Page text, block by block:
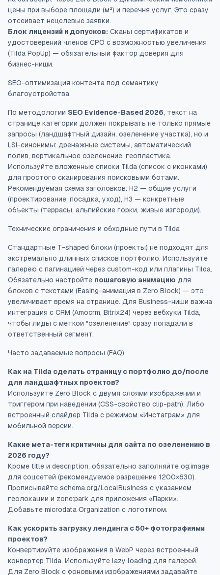
цены при выборе площади (м²) и перечня услуг. Это сразу
отсеивает нецелевые заявки.
Блок лицензий и допусков: Сканы сертификатов и
удостоверений членов СРО с возможностью увеличения
(Tilda PopUp) — обязательный фактор доверия для
бизнес-ниши.
SEO-оптимизация контента под семантику
благоустройства
По методологии SEO Evidence-Based 2026, текст на
странице категории должен покрывать не только прямые
запросы (ландшафтный дизайн, озеленение участка), но и
LSI-синонимы: дренажные системы, автоматический
полив, вертикальное озеленение, геопластика.
Используйте вложенные списки Tilda (список с иконками)
для простого сканирования поисковыми ботами.
Рекомендуемая схема заголовков: H2 — общие услуги
(проектирование, посадка, уход), H3 — конкретные
объекты (террасы, альпийские горки, живые изгороди).
Технические ограничения и обходные пути в Tilda
Стандартные T-shaped блоки (проекты) не подходят для
экстремально длинных списков портфолио. Используйте
галерею с пагинацией через custom-код или плагины Tilda.
Обязательно настройте пошаговую анимацию для
блоков с текстами (Easing-анимация в Zero Block) — это
увеличивает время на странице. Для Business-ниши важна
интеграция с CRM (Amocrm, Bitrix24) через вебхуки Tilda,
чтобы лиды с меткой "озеленение" сразу попадали в
ответственный сегмент.
Часто задаваемые вопросы (FAQ)
Как на Tilda сделать страницу с портфолио до/после
для ландшафтных проектов?
Используйте Zero Block с двумя слоями изображений и
триггером при наведении (CSS-свойство clip-path). Либо
встроенный слайдер Tilda с режимом «Инстаграм» для
мобильной версии.
Какие мета-теги критичны для сайта по озеленению в
2026 году?
Кроме title и description, обязательно заполняйте og:image
для соцсетей (рекомендуемое разрешение 1200×630).
Прописывайте schema.org/LocalBusiness с указанием
геолокации и zone:park для приложения «Парки».
Добавьте microdata Organization с логотипом.
Как ускорить загрузку лендинга с 50+ фотографиями
проектов?
Конвертируйте изображения в WebP через встроенный
конвертер Tilda. Используйте lazy loading для галерей.
Для Zero Block с фоновыми изображениями задавайте